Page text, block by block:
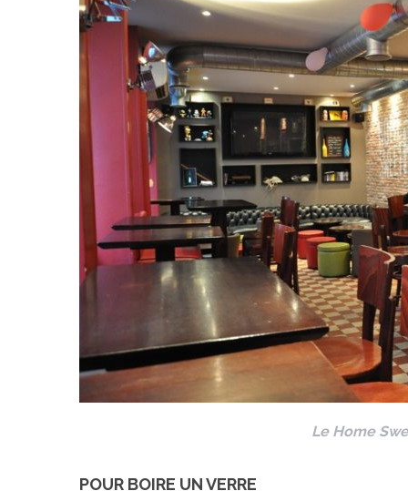
Le Home
POUR BOIRE UN VERRE